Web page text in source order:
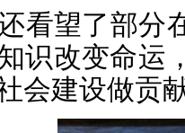
看望了部分
识改变命运
会建设做贡